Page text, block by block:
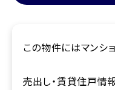
この物件にはマンシ
売出し・賃貸住戸情